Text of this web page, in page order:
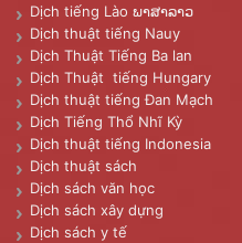
Dịch tiếng Lào ພາສາລາວ
Dịch thuật tiếng Nauy
Dịch Thuật Tiếng Ba lan
Dịch Thuật tiếng Hungary
Dịch thuật tiếng Đan Mạch
Dịch Tiếng Thổ Nhĩ Kỳ
Dịch thuật tiếng Indonesia
Dịch thuật sách
Dịch sách văn học
Dịch sách xây dựng
Dịch sách y tế